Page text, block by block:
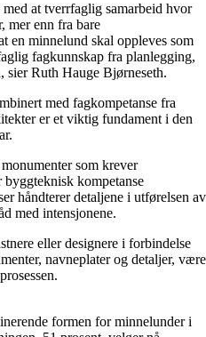
at tverrfaglig samarbeid hvor
mer enn fra bare
en minnelund skal oppleves som
fagkunnskap fra planlegging,
Ruth Hauge Bjørneseth.
med fagkompetanse fra
er et viktig fundament i den
som krever
kompetanse
håndterer detaljene i utførelsen av
med intensjonene.
eller designere i forbindelse
navneplater og detaljer, være
formen for minnelunder i